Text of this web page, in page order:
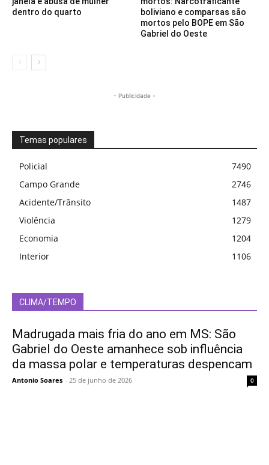
dentro do quarto
boliviano e comparsas são
mortos pelo BOPE em São
Gabriel do Oeste
- Publicidade -
Temas populares
Policial
7490
Campo Grande
2746
Acidente/Trânsito
1487
Violência
1279
Economia
1204
Interior
1106
CLIMA/TEMPO
Madrugada mais fria do ano em MS: São
Gabriel do Oeste amanhece sob influência
da massa polar e temperaturas despencam
Antonio Soares - 25 de junho de 2026 0